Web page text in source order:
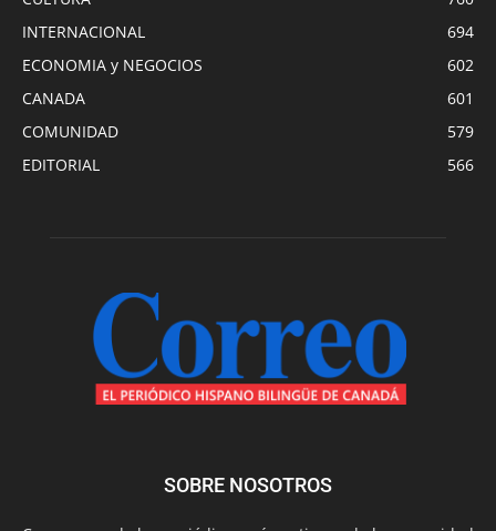
INTERNACIONAL
694
ECONOMIA y NEGOCIOS
602
CANADA
601
COMUNIDAD
579
EDITORIAL
566
SOBRE NOSOTROS